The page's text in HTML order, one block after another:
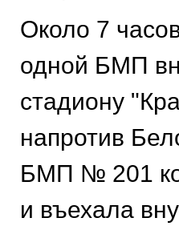
Около 7
одной БМП
стадиону
напротив
БМП № 201
и въехала